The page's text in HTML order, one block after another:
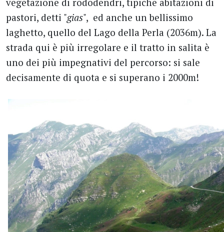
pastori, detti "gias", ed anche un bellissimo
laghetto, quello del Lago della Perla (2036m). La
strada qui è più irregolare e il tratto in salita è
uno dei più impegnativi del percorso: si sale
decisamente di quota e si superano i 2000m!